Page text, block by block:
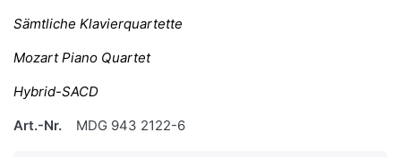
Sämtliche Klavierquartette
Mozart Piano Quartet
Hybrid-SACD
Art.-Nr.
MDG 943 2122-6